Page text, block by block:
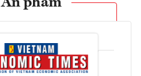
Ấn phẩm